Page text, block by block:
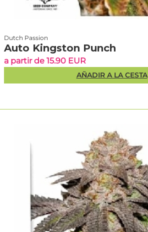
Dutch Passion
Auto Kingston Punch
a partir de 15.90 EUR
AÑADIR A LA CESTA